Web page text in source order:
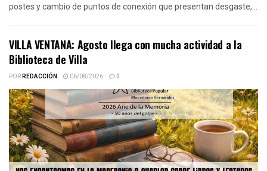
postes y cambio de puntos de conexión que presentan desgaste,...
VILLA VENTANA: Agosto llega con mucha actividad a la
Biblioteca de Villa
PORREDACCIÓN 06/08/2026 0